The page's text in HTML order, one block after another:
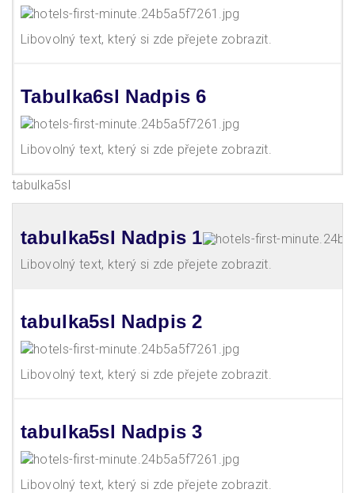
Libovolný text, který si zde přejete zobrazit.
Tabulka6sl Nadpis 6
Libovolný text, který si zde přejete zobrazit.
tabulka5sl
tabulka5sl Nadpis 1
Libovolný text, který si zde přejete zobrazit.
tabulka5sl Nadpis 2
Libovolný text, který si zde přejete zobrazit.
tabulka5sl Nadpis 3
Libovolný text, který si zde přejete zobrazit.